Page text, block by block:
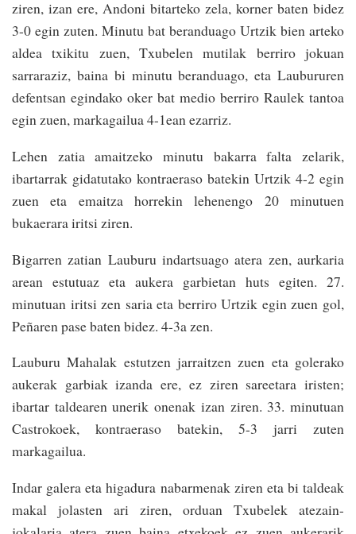
ziren, izan ere, Andoni bitarteko zela, korner baten bidez
3-0 egin zuten. Minutu bat beranduago Urtzik bien arteko
aldea txikitu zuen, Txubelen mutilak berriro jokuan
sarraraziz, baina bi minutu beranduago, eta Laubururen
defentsan egindako oker bat medio berriro Raulek tantoa
egin zuen, markagailua 4-1ean ezarriz.
Lehen zatia amaitzeko minutu bakarra falta zelarik,
ibartarrak gidatutako kontraeraso batekin Urtzik 4-2 egin
zuen eta emaitza horrekin lehenengo 20 minutuen
bukaerara iritsi ziren.
Bigarren zatian Lauburu indartsuago atera zen, aurkaria
arean estutuaz eta aukera garbietan huts egiten. 27.
minutuan iritsi zen saria eta berriro Urtzik egin zuen gol,
Peñaren pase baten bidez. 4-3a zen.
Lauburu Mahalak estutzen jarraitzen zuen eta golerako
aukerak garbiak izanda ere, ez ziren sareetara iristen;
ibartar taldearen unerik onenak izan ziren. 33. minutuan
Castrokoek, kontraeraso batekin, 5-3 jarri zuten
markagailua.
Indar galera eta higadura nabarmenak ziren eta bi taldeak
makal jolasten ari ziren, orduan Txubelek atezain-